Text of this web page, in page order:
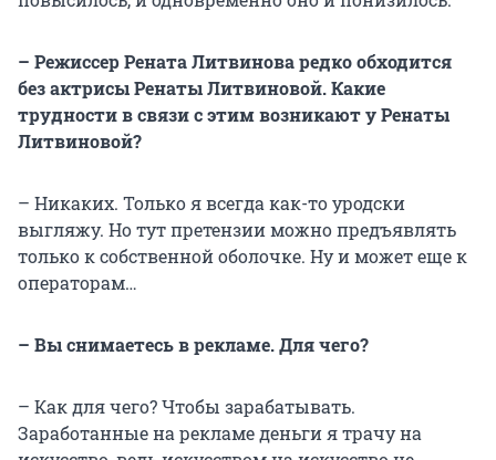
– Режиссер Рената Литвинова редко обходится
без актрисы Ренаты Литвиновой. Какие
трудности в связи с этим возникают у Ренаты
Литвиновой?
– Никаких. Только я всегда как-то уродски
выгляжу. Но тут претензии можно предъявлять
только к собственной оболочке. Ну и может еще к
операторам…
– Вы снимаетесь в рекламе. Для чего?
– Как для чего? Чтобы зарабатывать.
Заработанные на рекламе деньги я трачу на